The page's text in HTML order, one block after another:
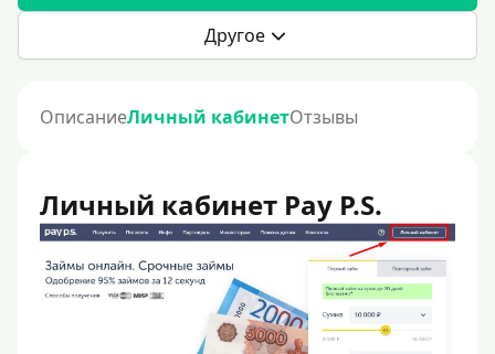
Другое
ОписаниеЛичный кабинетОтзывы
Личный кабинет Pay P.S.